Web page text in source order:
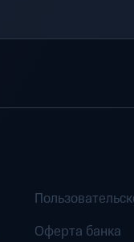
Оферта банка